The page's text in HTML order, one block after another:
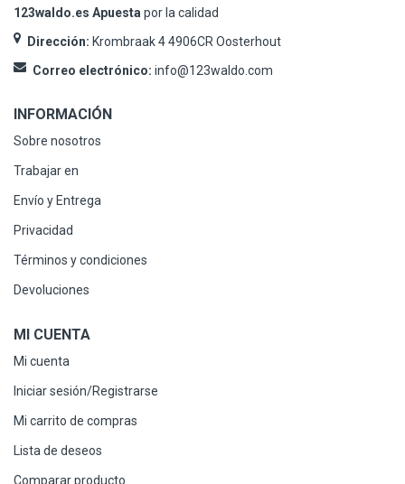
123waldo.es Apuesta por la calidad
Dirección: Krombraak 4 4906CR Oosterhout
Correo electrónico: info@123waldo.com
INFORMACIÓN
Sobre nosotros
Trabajar en
Envío y Entrega
Privacidad
Términos y condiciones
Devoluciones
MI CUENTA
Mi cuenta
Iniciar sesión/Registrarse
Mi carrito de compras
Lista de deseos
Comparar producto